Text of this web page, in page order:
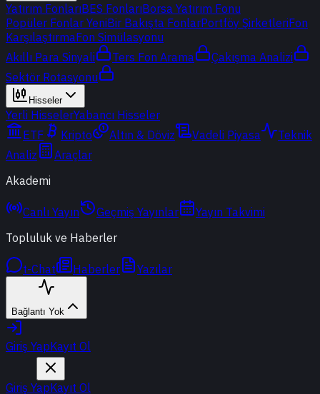
Yatırım FonlarıBES FonlarıBorsa Yatırım Fonu
Popüler Fonlar YeniBir Bakışta FonlarPortföy ŞirketleriFon
KarşılaştırmaFon Simülasyonu
Akıllı Para Sinyali
Ters Fon Arama
Çakışma Analizi
Sektör Rotasyonu
Hisseler
Yerli HisselerYabancı Hisseler
ETF
Kripto Altın & Döviz Vadeli Piyasa
Teknik
Analiz
Araçlar
Akademi
Canlı Yayın Geçmiş Yayınlar
Yayın Takvimi
Topluluk ve Haberler
t-Chat Haberler Yazılar
Bağlantı Yok
Giriş YapKayıt Ol
Giriş YapKayıt Ol